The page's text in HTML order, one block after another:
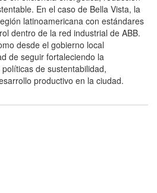
En el caso de Bella Vista, la
latinoamericana con estándares
dentro de la red industrial de ABB.
desde el gobierno local
de seguir fortaleciendo la
de sustentabilidad,
productivo en la ciudad.